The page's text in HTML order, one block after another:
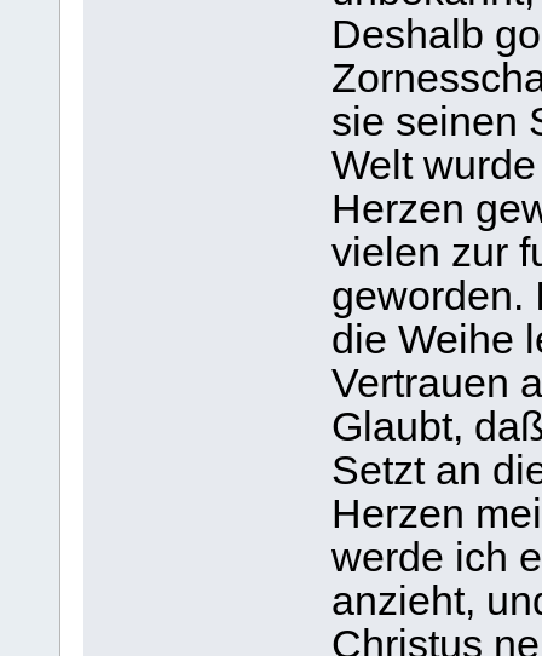
Deshalb
sie seinen
Welt
Herzen
vielen zur
geworden.
die Weihe
Vertrauen
Glaubt,
Setzt an
Herzen
werde ich
anzieht,
Christus